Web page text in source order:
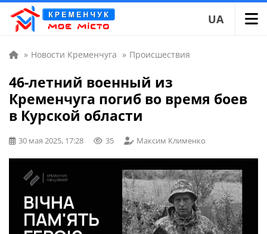
UA
» Новости Кременчуга » Происшествия
46-летний военный из
Кременчуга погиб во время боев
в Курской области
30 мая 2025, 17:28 35 Максим Клименко